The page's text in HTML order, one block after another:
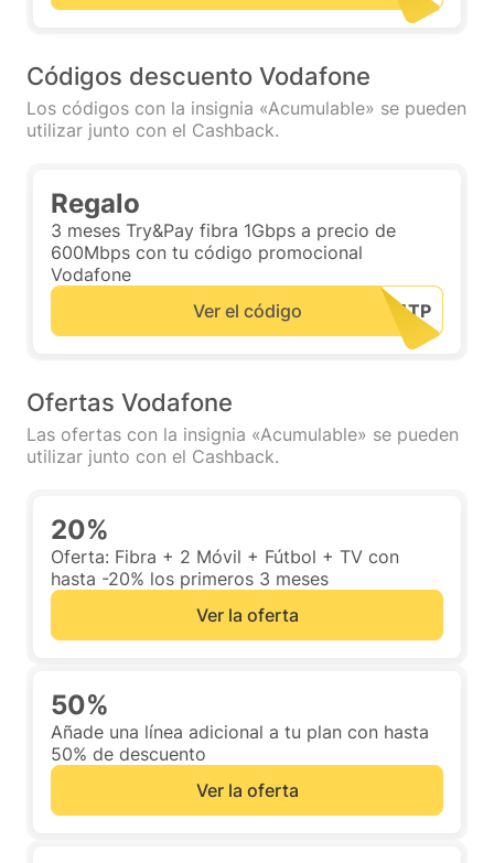
Códigos descuento Vodafone
Los códigos con la insignia «Acumulable» se pueden
utilizar junto con el Cashback.
Regalo
3 meses Try&Pay fibra 1Gbps a precio de
600Mbps con tu código promocional
Vodafone
Ver el código
Ofertas Vodafone
Las ofertas con la insignia «Acumulable» se pueden
utilizar junto con el Cashback.
20%
Oferta: Fibra + 2 Móvil + Fútbol + TV con
hasta -20% los primeros 3 meses
Ver la oferta
50%
Añade una línea adicional a tu plan con hasta
50% de descuento
Ver la oferta